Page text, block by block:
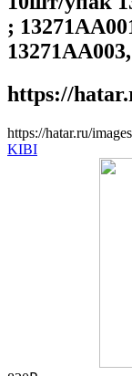
;
https://
https://hatar.ru/
KIBI